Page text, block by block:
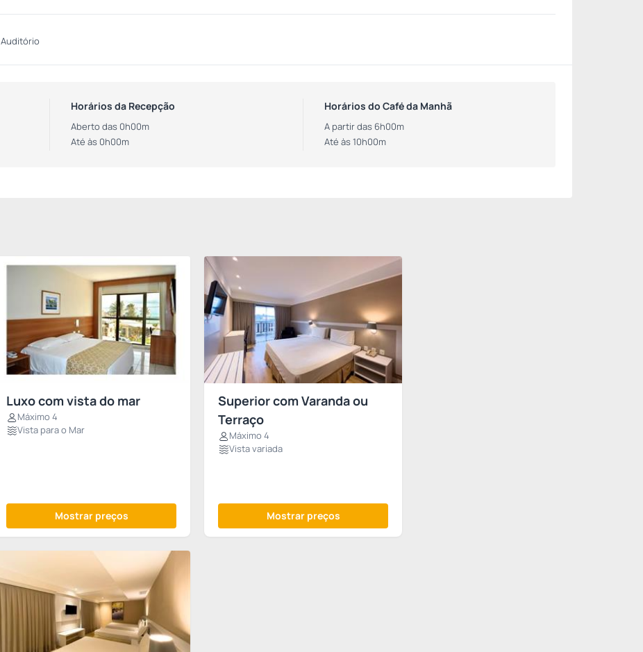
Auditório
Horários da Recepção
Aberto das 0h00m
Até às 0h00m
Horários do Café da Manhã
A partir das 6h00m
Até às 10h00m
Luxo com vista do mar
Máximo 4
Vista para o Mar
Mostrar preços
Superior com Varanda ou
Terraço
Máximo 4
Vista variada
Mostrar preços